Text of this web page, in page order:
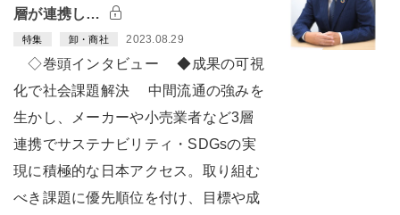
層が連携し…
特集 卸・商社 2023.08.29
◇巻頭インタビュー ◆成果の可視
化で社会課題解決 中間流通の強みを
生かし、メーカーや小売業者など3層
連携でサステナビリティ・SDGsの実
現に積極的な日本アクセス。取り組む
べき課題に優先順位を付け、目標や成